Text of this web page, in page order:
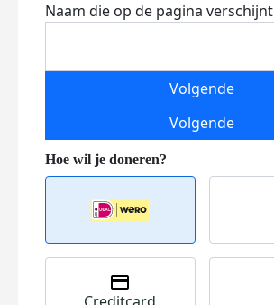
Naam die op de pagina verschijnt
Volgende
Volgende